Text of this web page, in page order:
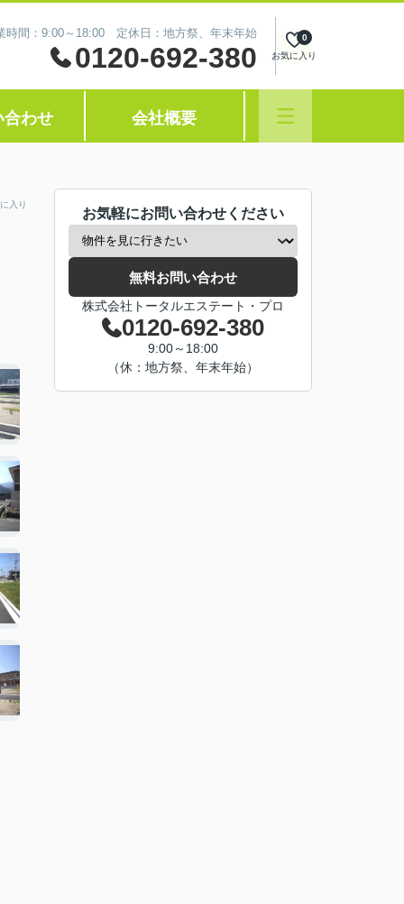
時間：9:00～18:00 定休日：地方祭、年末年始
0120-692-380 お気に入り
0
合わせ 会社概要
入り
お気軽にお問い合わせください
無料お問い合わせ
株式会社トータルエステート・プロ
0120-692-380
9:00～18:00
（休：地方祭、年末年始）